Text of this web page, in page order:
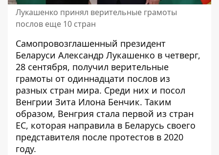
Лукашенко принял верительные грамоты
послов еще 10 стран
Самопровозглашенный президент
Беларуси Александр Лукашенко в четверг,
28 сентября, получил верительные
грамоты от одиннадцати послов из
разных стран мира. Среди них и посол
Венгрии Зита Илона Бенчик. Таким
образом, Венгрия стала первой из стран
ЕС, которая направила в Беларусь своего
представителя после протестов в 2020
году.